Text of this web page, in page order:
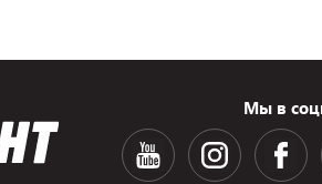
Мы в